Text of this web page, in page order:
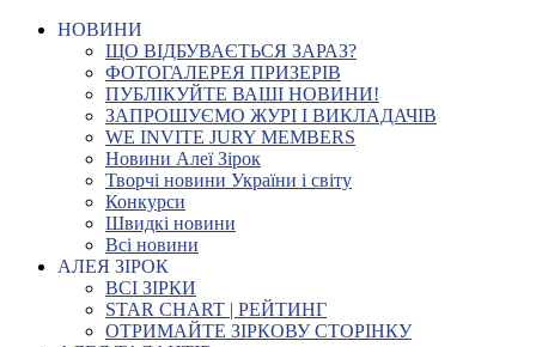
НОВИНИ
ЩО ВІДБУВАЄТЬСЯ ЗАРАЗ?
ФОТОГАЛЕРЕЯ ПРИЗЕРІВ
ПУБЛІКУЙТЕ ВАШІ НОВИНИ!
ЗАПРОШУЄМО ЖУРІ І ВИКЛАДАЧІВ
WE INVITE JURY MEMBERS
Новини Алеї Зірок
Творчі новини України і світу
Конкурси
Швидкі новини
Всі новини
АЛЕЯ ЗІРОК
ВСІ ЗІРКИ
STAR CHART | РЕЙТИНГ
ОТРИМАЙТЕ ЗІРКОВУ СТОРІНКУ